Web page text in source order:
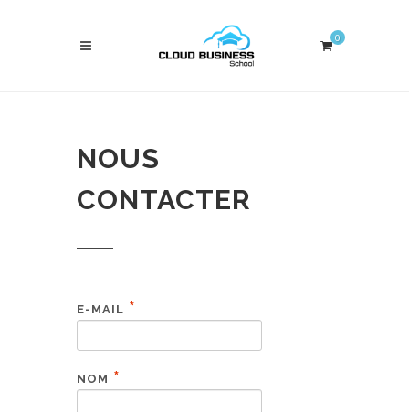
0
NOUS
CONTACTER
E-MAIL *
NOM *